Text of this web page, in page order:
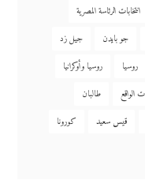
انتخابات الرئاسة المصرية
جو بايدن
جيل زد
روسيا
روسيا وأوكرانيا
الواقع
طالبان
قيس سعيد
كورونا